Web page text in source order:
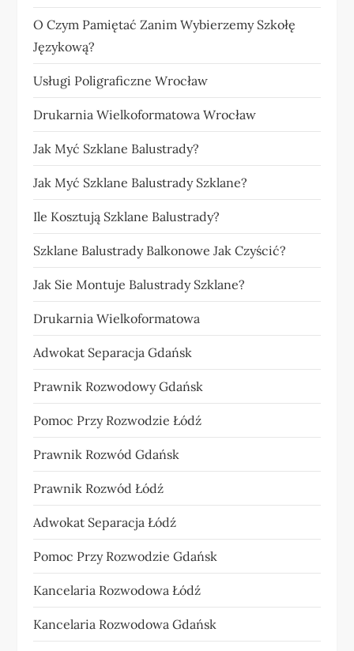
O Czym Pamiętać Zanim Wybierzemy Szkołę
Językową?
Usługi Poligraficzne Wrocław
Drukarnia Wielkoformatowa Wrocław
Jak Myć Szklane Balustrady?
Jak Myć Szklane Balustrady Szklane?
Ile Kosztują Szklane Balustrady?
Szklane Balustrady Balkonowe Jak Czyścić?
Jak Sie Montuje Balustrady Szklane?
Drukarnia Wielkoformatowa
Adwokat Separacja Gdańsk
Prawnik Rozwodowy Gdańsk
Pomoc Przy Rozwodzie Łódź
Prawnik Rozwód Gdańsk
Prawnik Rozwód Łódź
Adwokat Separacja Łódź
Pomoc Przy Rozwodzie Gdańsk
Kancelaria Rozwodowa Łódź
Kancelaria Rozwodowa Gdańsk